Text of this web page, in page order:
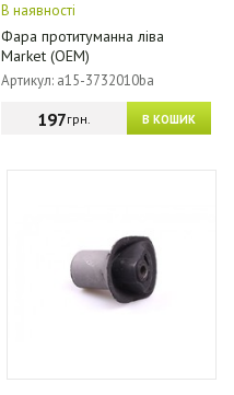
В наявності
Фара протитуманна ліва
Market (OEM)
Артикул: a15-3732010ba
В КОШИК
197грн.